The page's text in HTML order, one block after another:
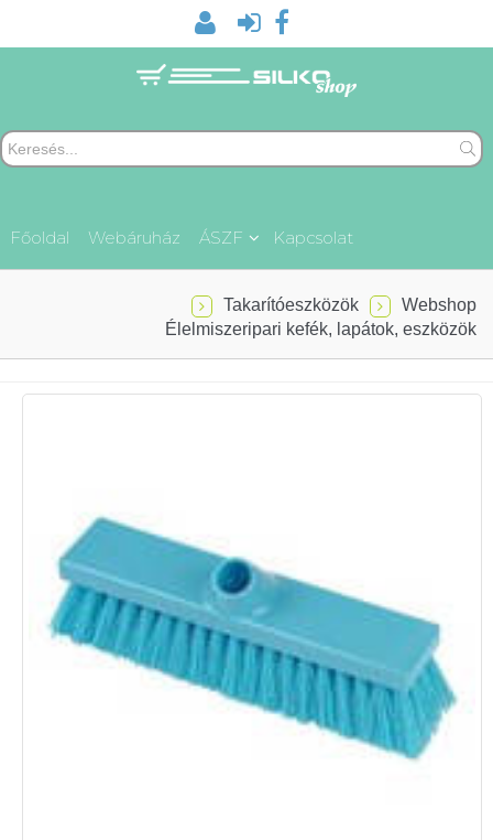
Főoldal Webáruház ÁSZF Kapcsolat
Webshop
Takarítóeszközök
Élelmiszeripari kefék, lapátok, eszközök